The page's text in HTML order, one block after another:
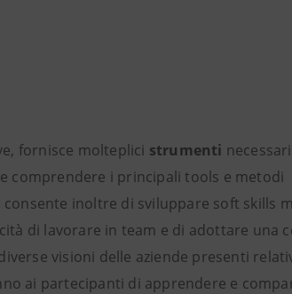
fornisce molteplici strumenti
e comprendere i principali tools e metodi
consente inoltre di sviluppare soft skills
di lavorare in team e di adottare una
visioni delle aziende presenti
ai partecipanti di apprendere e